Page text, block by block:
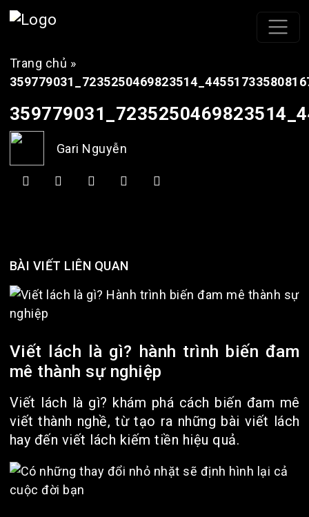
Trang chủ »
Gari Nguyễn
BÀI VIẾT LIÊN QUAN
Viết lách là gì? hành trình biến đam
mê thành sự nghiệp
Viết lách là gì? khám phá cách biến đam mê
viết thành nghề, từ tạo ra những bài viết lách
hay đến viết lách kiếm tiền hiệu quả.